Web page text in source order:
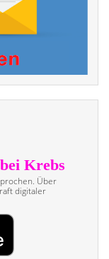
Über
digitaler